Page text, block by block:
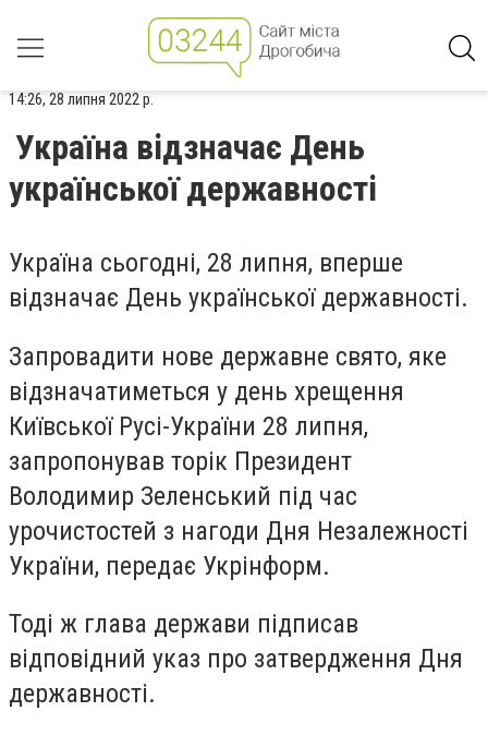
14:26, 28 липня 2022 р.
Україна відзначає День
української державності
Україна сьогодні, 28 липня, вперше
відзначає День української державності.
Запровадити нове державне свято, яке
відзначатиметься у день хрещення
Київської Русі-України 28 липня,
запропонував торік Президент
Володимир Зеленський під час
урочистостей з нагоди Дня Незалежності
України, передає Укрінформ.
Тоді ж глава держави підписав
відповідний указ про затвердження Дня
державності.